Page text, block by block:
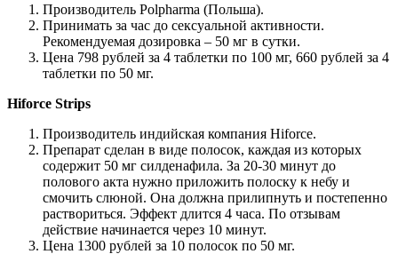
Производитель Polpharma (Польша).
Принимать за час до сексуальной активности.
Рекомендуемая дозировка – 50 мг в сутки.
Цена 798 рублей за 4 таблетки по 100 мг, 660 рублей за 4
таблетки по 50 мг.
Hiforce Strips
Производитель индийская компания Hiforce.
Препарат сделан в виде полосок, каждая из которых
содержит 50 мг силденафила. За 20-30 минут до
полового акта нужно приложить полоску к небу и
смочить слюной. Она должна прилипнуть и постепенно
раствориться. Эффект длится 4 часа. По отзывам
действие начинается через 10 минут.
Цена 1300 рублей за 10 полосок по 50 мг.